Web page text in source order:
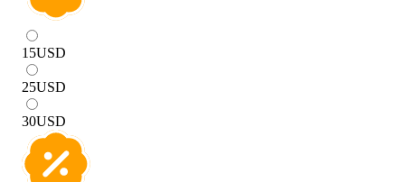
15USD
25USD
30USD